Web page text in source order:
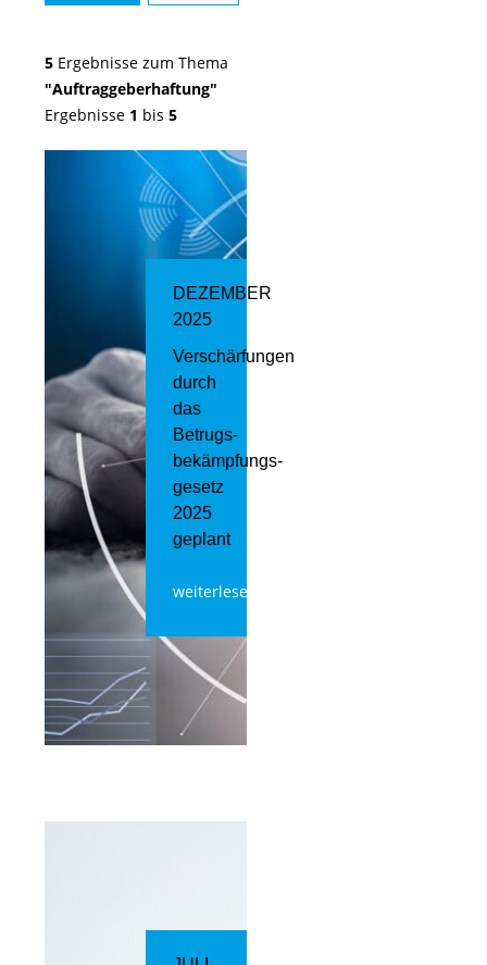
5 Ergebnisse zum Thema
"Auftraggeberhaftung"
Ergebnisse 1 bis 5
DEZEMBER
2025
Verschärfungen
durch
das
Betrugs­
bekämpfungs­
gesetz
2025
geplant
weiterlesen